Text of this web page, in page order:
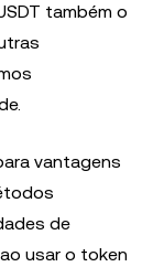
também o
vantagens
de
usar o token